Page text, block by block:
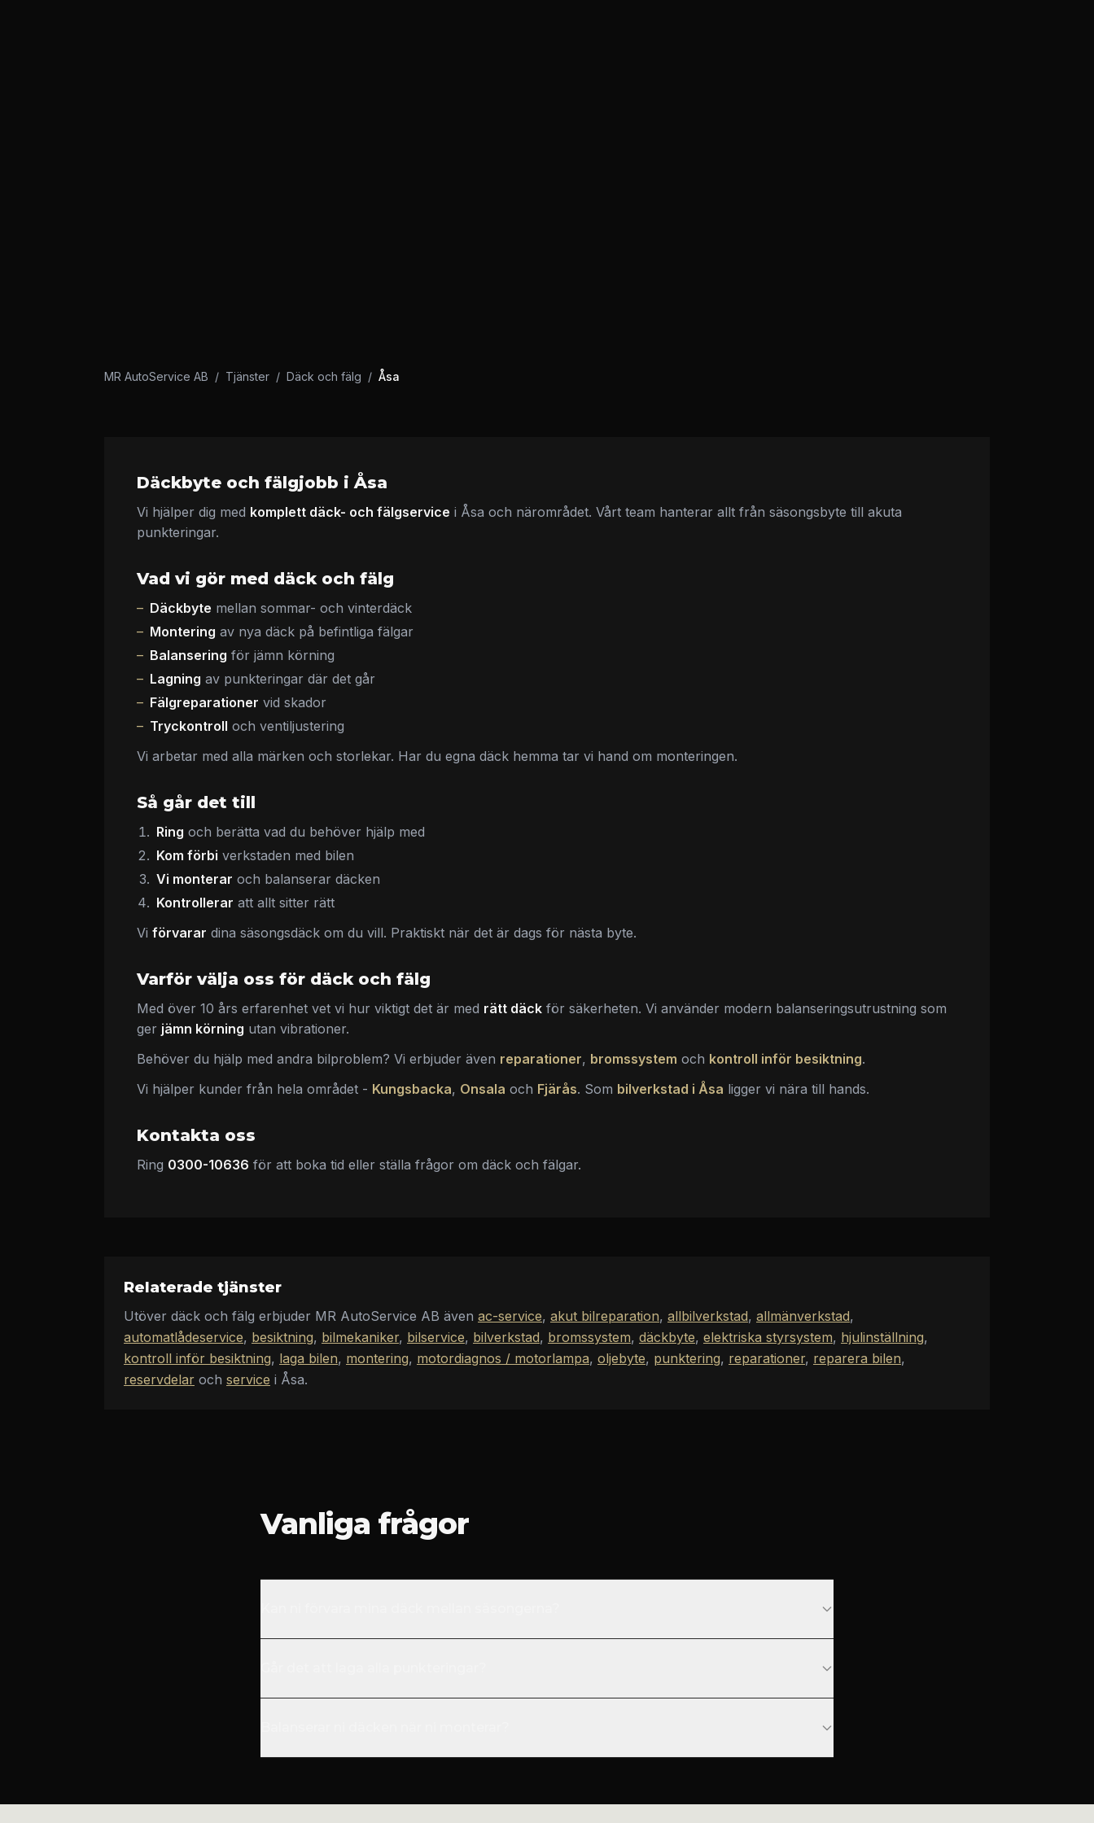
MR AutoService AB / Tjänster / Däck och fälg / Åsa
Däckbyte och fälgjobb i Åsa
Vi hjälper dig med komplett däck- och fälgservice i Åsa och närområdet. Vårt team hanterar allt från säsongsbyte till akuta
punkteringar.
Vad vi gör med däck och fälg
Däckbyte mellan sommar- och vinterdäck
Montering av nya däck på befintliga fälgar
Balansering för jämn körning
Lagning av punkteringar där det går
Fälgreparationer vid skador
Tryckontroll och ventiljustering
Vi arbetar med alla märken och storlekar. Har du egna däck hemma tar vi hand om monteringen.
Så går det till
Ring och berätta vad du behöver hjälp med
Kom förbi verkstaden med bilen
Vi monterar och balanserar däcken
Kontrollerar att allt sitter rätt
Vi förvarar dina säsongsdäck om du vill. Praktiskt när det är dags för nästa byte.
Varför välja oss för däck och fälg
Med över 10 års erfarenhet vet vi hur viktigt det är med rätt däck för säkerheten. Vi använder modern balanseringsutrustning som
ger jämn körning utan vibrationer.
Behöver du hjälp med andra bilproblem? Vi erbjuder även reparationer, bromssystem och kontroll inför besiktning.
Vi hjälper kunder från hela området - Kungsbacka, Onsala och Fjärås. Som bilverkstad i Åsa ligger vi nära till hands.
Kontakta oss
Ring 0300-10636 för att boka tid eller ställa frågor om däck och fälgar.
Relaterade tjänster
Utöver däck och fälg erbjuder MR AutoService AB även ac-service, akut bilreparation, allbilverkstad, allmänverkstad,
automatlådeservice, besiktning, bilmekaniker, bilservice, bilverkstad, bromssystem, däckbyte, elektriska styrsystem, hjulinställning,
kontroll inför besiktning, laga bilen, montering, motordiagnos / motorlampa, oljebyte, punktering, reparationer, reparera bilen,
reservdelar och service i Åsa.
Vanliga frågor